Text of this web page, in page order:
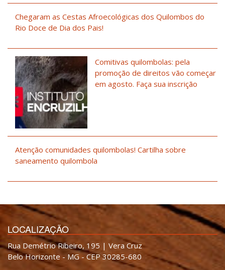
Chegaram as Cestas Afroecológicas dos Quilombos do
Rio Doce de Dia dos Pais!
Comitivas quilombolas: pela
promoção de direitos vão começar
em agosto. Faça sua inscrição
Atenção comunidades quilombolas! Cartilha sobre
saneamento quilombola
LOCALIZAÇÃO
Rua Demétrio Ribeiro, 195 | Vera Cruz
Belo Horizonte - MG - CEP 30285-680